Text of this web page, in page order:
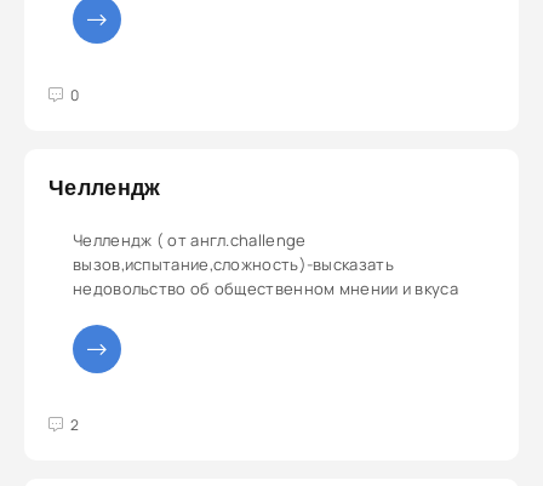
0
5
Челлендж
Челлендж ( от англ.challenge
вызов,испытание,сложность)-высказать
недовольство об общественном мнении и вкуса
2
5